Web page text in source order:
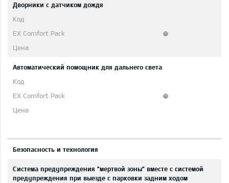
Дворники с датчиком дождя
Автоматический помощник для дальнего света
Безопасность и технология
Система предупреждения "мертвой зоны" вместе с системой
предупреждения при выезде с парковки задним ходом